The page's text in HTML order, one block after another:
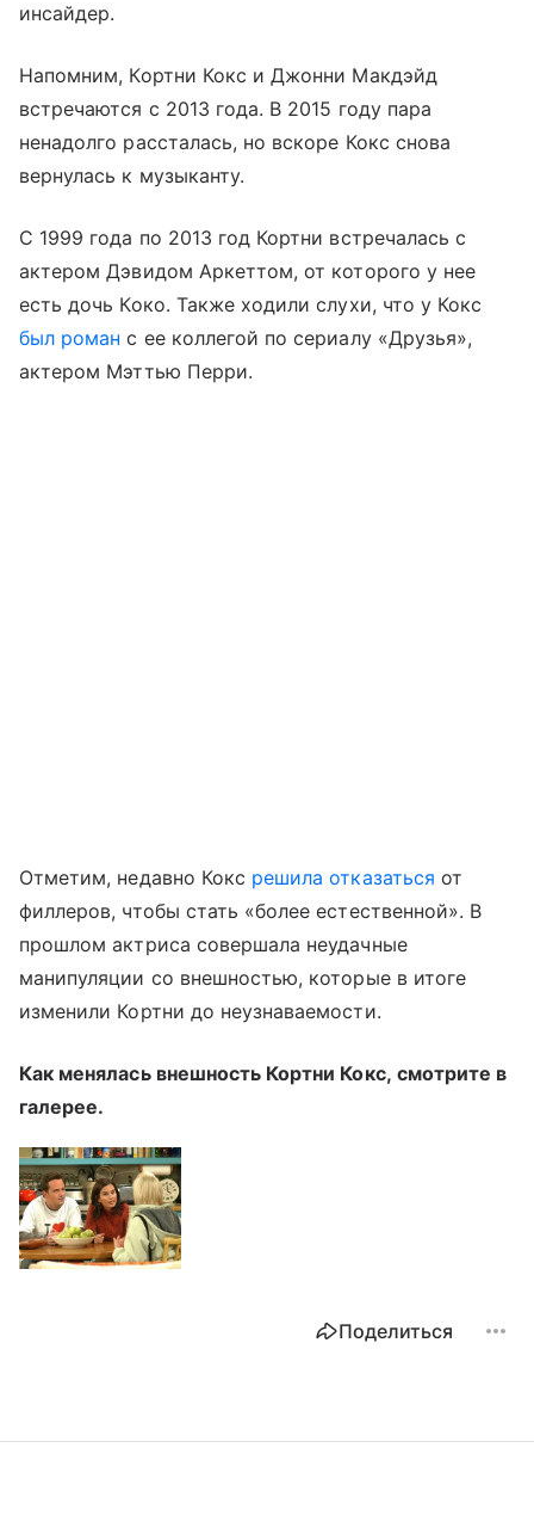
инсайдер.
Напомним, Кортни Кокс и Джонни Макдэйд
встречаются с 2013 года. В 2015 году пара
ненадолго рассталась, но вскоре Кокс снова
вернулась к музыканту.
С 1999 года по 2013 год Кортни встречалась с
актером Дэвидом Аркеттом, от которого у нее
есть дочь Коко. Также ходили слухи, что у Кокс
был роман с ее коллегой по сериалу «Друзья»,
актером Мэттью Перри.
Отметим, недавно Кокс решила отказаться от
филлеров, чтобы стать «более естественной». В
прошлом актриса совершала неудачные
манипуляции со внешностью, которые в итоге
изменили Кортни до неузнаваемости.
Как менялась внешность Кортни Кокс, смотрите в
галерее.
Поделиться